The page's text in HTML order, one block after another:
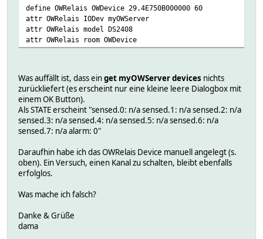
define OWRelais OWDevice 29.4E750B000000 60
attr OWRelais IODev myOWServer
attr OWRelais model DS2408
attr OWRelais room OWDevice
Was auffällt ist, dass einget myOWServer devices nichts
zurückliefert (es erscheint nur eine kleine leere Dialogbox mit
einem OK Button).
Als STATE erscheint "sensed.0: n/a sensed.1: n/a sensed.2: n/a
sensed.3: n/a sensed.4: n/a sensed.5: n/a sensed.6: n/a
sensed.7: n/a alarm: 0"
Daraufhin habe ich das OWRelais Device manuell angelegt (s.
oben). Ein Versuch, einen Kanal zu schalten, bleibt ebenfalls
erfolglos.
Was mache ich falsch?
Danke & Grüße
dama